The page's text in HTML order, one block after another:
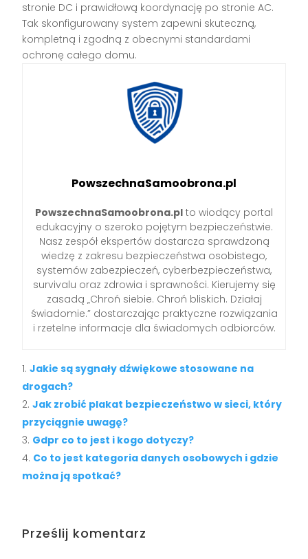
stronie DC i prawidłową koordynację po stronie AC.
Tak skonfigurowany system zapewni skuteczną,
kompletną i zgodną z obecnymi standardami
ochronę całego domu.
PowszechnaSamoobrona.pl
PowszechnaSamoobrona.pl to wiodący portal
edukacyjny o szeroko pojętym bezpieczeństwie.
Nasz zespół ekspertów dostarcza sprawdzoną
wiedzę z zakresu bezpieczeństwa osobistego,
systemów zabezpieczeń, cyberbezpieczeństwa,
survivalu oraz zdrowia i sprawności. Kierujemy się
zasadą „Chroń siebie. Chroń bliskich. Działaj
świadomie.” dostarczając praktyczne rozwiązania
i rzetelne informacje dla świadomych odbiorców.
Jakie są sygnały dźwiękowe stosowane na
drogach?
Jak zrobić plakat bezpieczeństwo w sieci, który
przyciągnie uwagę?
Gdpr co to jest i kogo dotyczy?
Co to jest kategoria danych osobowych i gdzie
można ją spotkać?
Prześlij komentarz